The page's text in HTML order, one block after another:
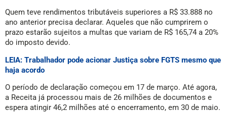
Quem teve rendimentos tributáveis superiores a R$ 33.888 no
ano anterior precisa declarar. Aqueles que não cumprirem o
prazo estarão sujeitos a multas que variam de R$ 165,74 a 20%
do imposto devido.
LEIA: Trabalhador pode acionar Justiça sobre FGTS mesmo que
haja acordo
O período de declaração começou em 17 de março. Até agora,
a Receita já processou mais de 26 milhões de documentos e
espera atingir 46,2 milhões até o encerramento, em 30 de maio.